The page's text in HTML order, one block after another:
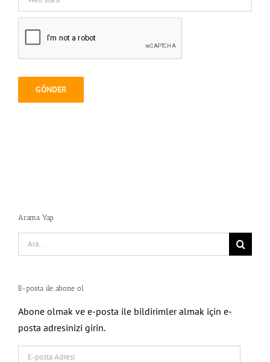
Arama Yap
Search
for:
E-posta ile abone ol
Abone olmak ve e-posta ile bildirimler almak için e-
posta adresinizi girin.